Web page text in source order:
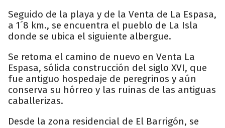
Seguido de la playa y de la Venta de La Espasa,
a 1´8 km., se encuentra el pueblo de La Isla
donde se ubica el siguiente albergue.
Se retoma el camino de nuevo en Venta La
Espasa, sólida construcción del siglo XVI, que
fue antiguo hospedaje de peregrinos y aún
conserva su hórreo y las ruinas de las antiguas
caballerizas.
Desde la zona residencial de El Barrigón, se